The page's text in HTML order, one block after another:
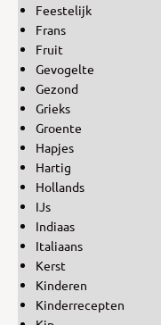
Feestelijk
Frans
Fruit
Gevogelte
Gezond
Grieks
Groente
Hapjes
Hartig
Hollands
IJs
Indiaas
Italiaans
Kerst
Kinderen
Kinderrecepten